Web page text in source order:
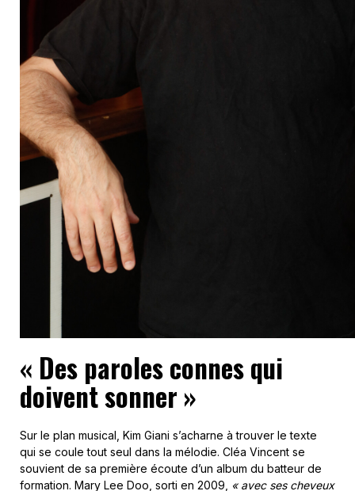
« Des paroles connes qui
doivent sonner »
Sur le plan musical, Kim Giani s’acharne à trouver le texte
qui se coule tout seul dans la mélodie. Cléa Vincent se
souvient de sa première écoute d’un album du batteur de
formation. Mary Lee Doo, sorti en 2009,
« avec ses cheveux